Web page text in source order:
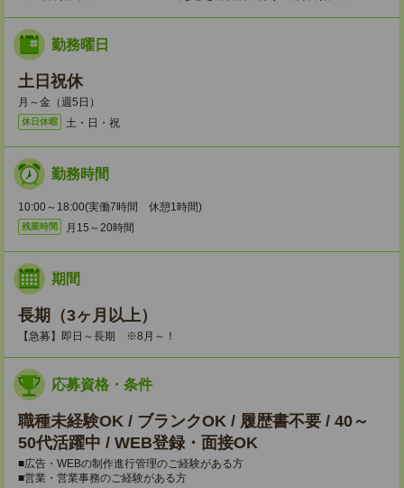
勤務曜日
土日祝休
月～金（週5日）
休日休暇 土・日・祝
勤務時間
10:00～18:00(実働7時間 休憩1時間)
残業時間 月15～20時間
期間
長期（3ヶ月以上）
【急募】即日～長期 ※8月～！
応募資格・条件
職種未経験OK / ブランクOK / 履歴書不要 / 40～
50代活躍中 / WEB登録・面接OK
■広告・WEBの制作進行管理のご経験がある方
■営業・営業事務のご経験がある方